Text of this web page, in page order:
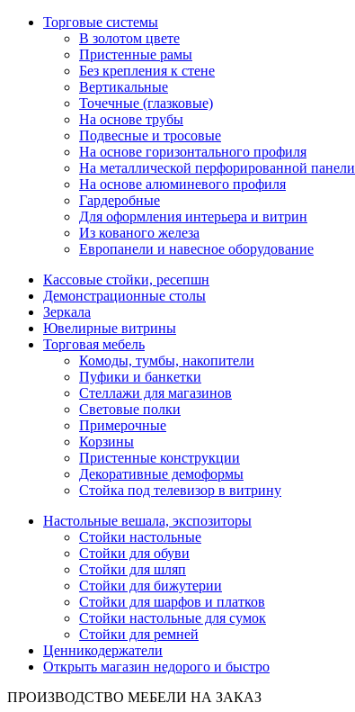
Торговые системы
В золотом цвете
Пристенные рамы
Без крепления к стене
Вертикальные
Точечные (глазковые)
На основе трубы
Подвесные и тросовые
На основе горизонтального профиля
На металлической перфорированной панели
На основе алюминевого профиля
Гардеробные
Для оформления интерьера и витрин
Из кованого железа
Европанели и навесное оборудование
Кассовые стойки, ресепшн
Демонстрационные столы
Зеркала
Ювелирные витрины
Торговая мебель
Комоды, тумбы, накопители
Пуфики и банкетки
Стеллажи для магазинов
Световые полки
Примерочные
Корзины
Пристенные конструкции
Декоративные демоформы
Стойка под телевизор в витрину
Настольные вешала, экспозиторы
Стойки настольные
Стойки для обуви
Стойки для шляп
Стойки для бижутерии
Стойки для шарфов и платков
Стойки настольные для сумок
Стойки для ремней
Ценникодержатели
Открыть магазин недорого и быстро
ПРОИЗВОДСТВО МЕБЕЛИ НА ЗАКАЗ